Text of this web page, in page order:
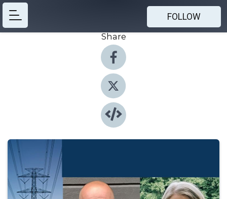
FOLLOW
Share